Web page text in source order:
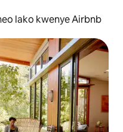
lako kwenye Airbnb